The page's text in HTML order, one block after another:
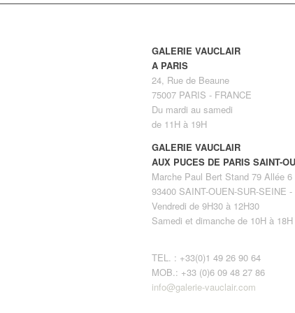
GALERIE VAUCLAIR
A PARIS
24, Rue de Beaune
75007 PARIS - FRANCE
Du mardi au samedi
de 11H à 19H
GALERIE VAUCLAIR
AUX PUCES DE PARIS SAINT-
Marche Paul Bert Stand 79 Allée 6
93400 SAINT-OUEN-SUR-SEINE -
Vendredi de 9H30 à 12H30
Samedi et dimanche de 10H à 18H
TEL. : +33(0)1 49 26 90 64
MOB.: +33 (0)6 09 48 27 86
info@galerie-vauclair.com